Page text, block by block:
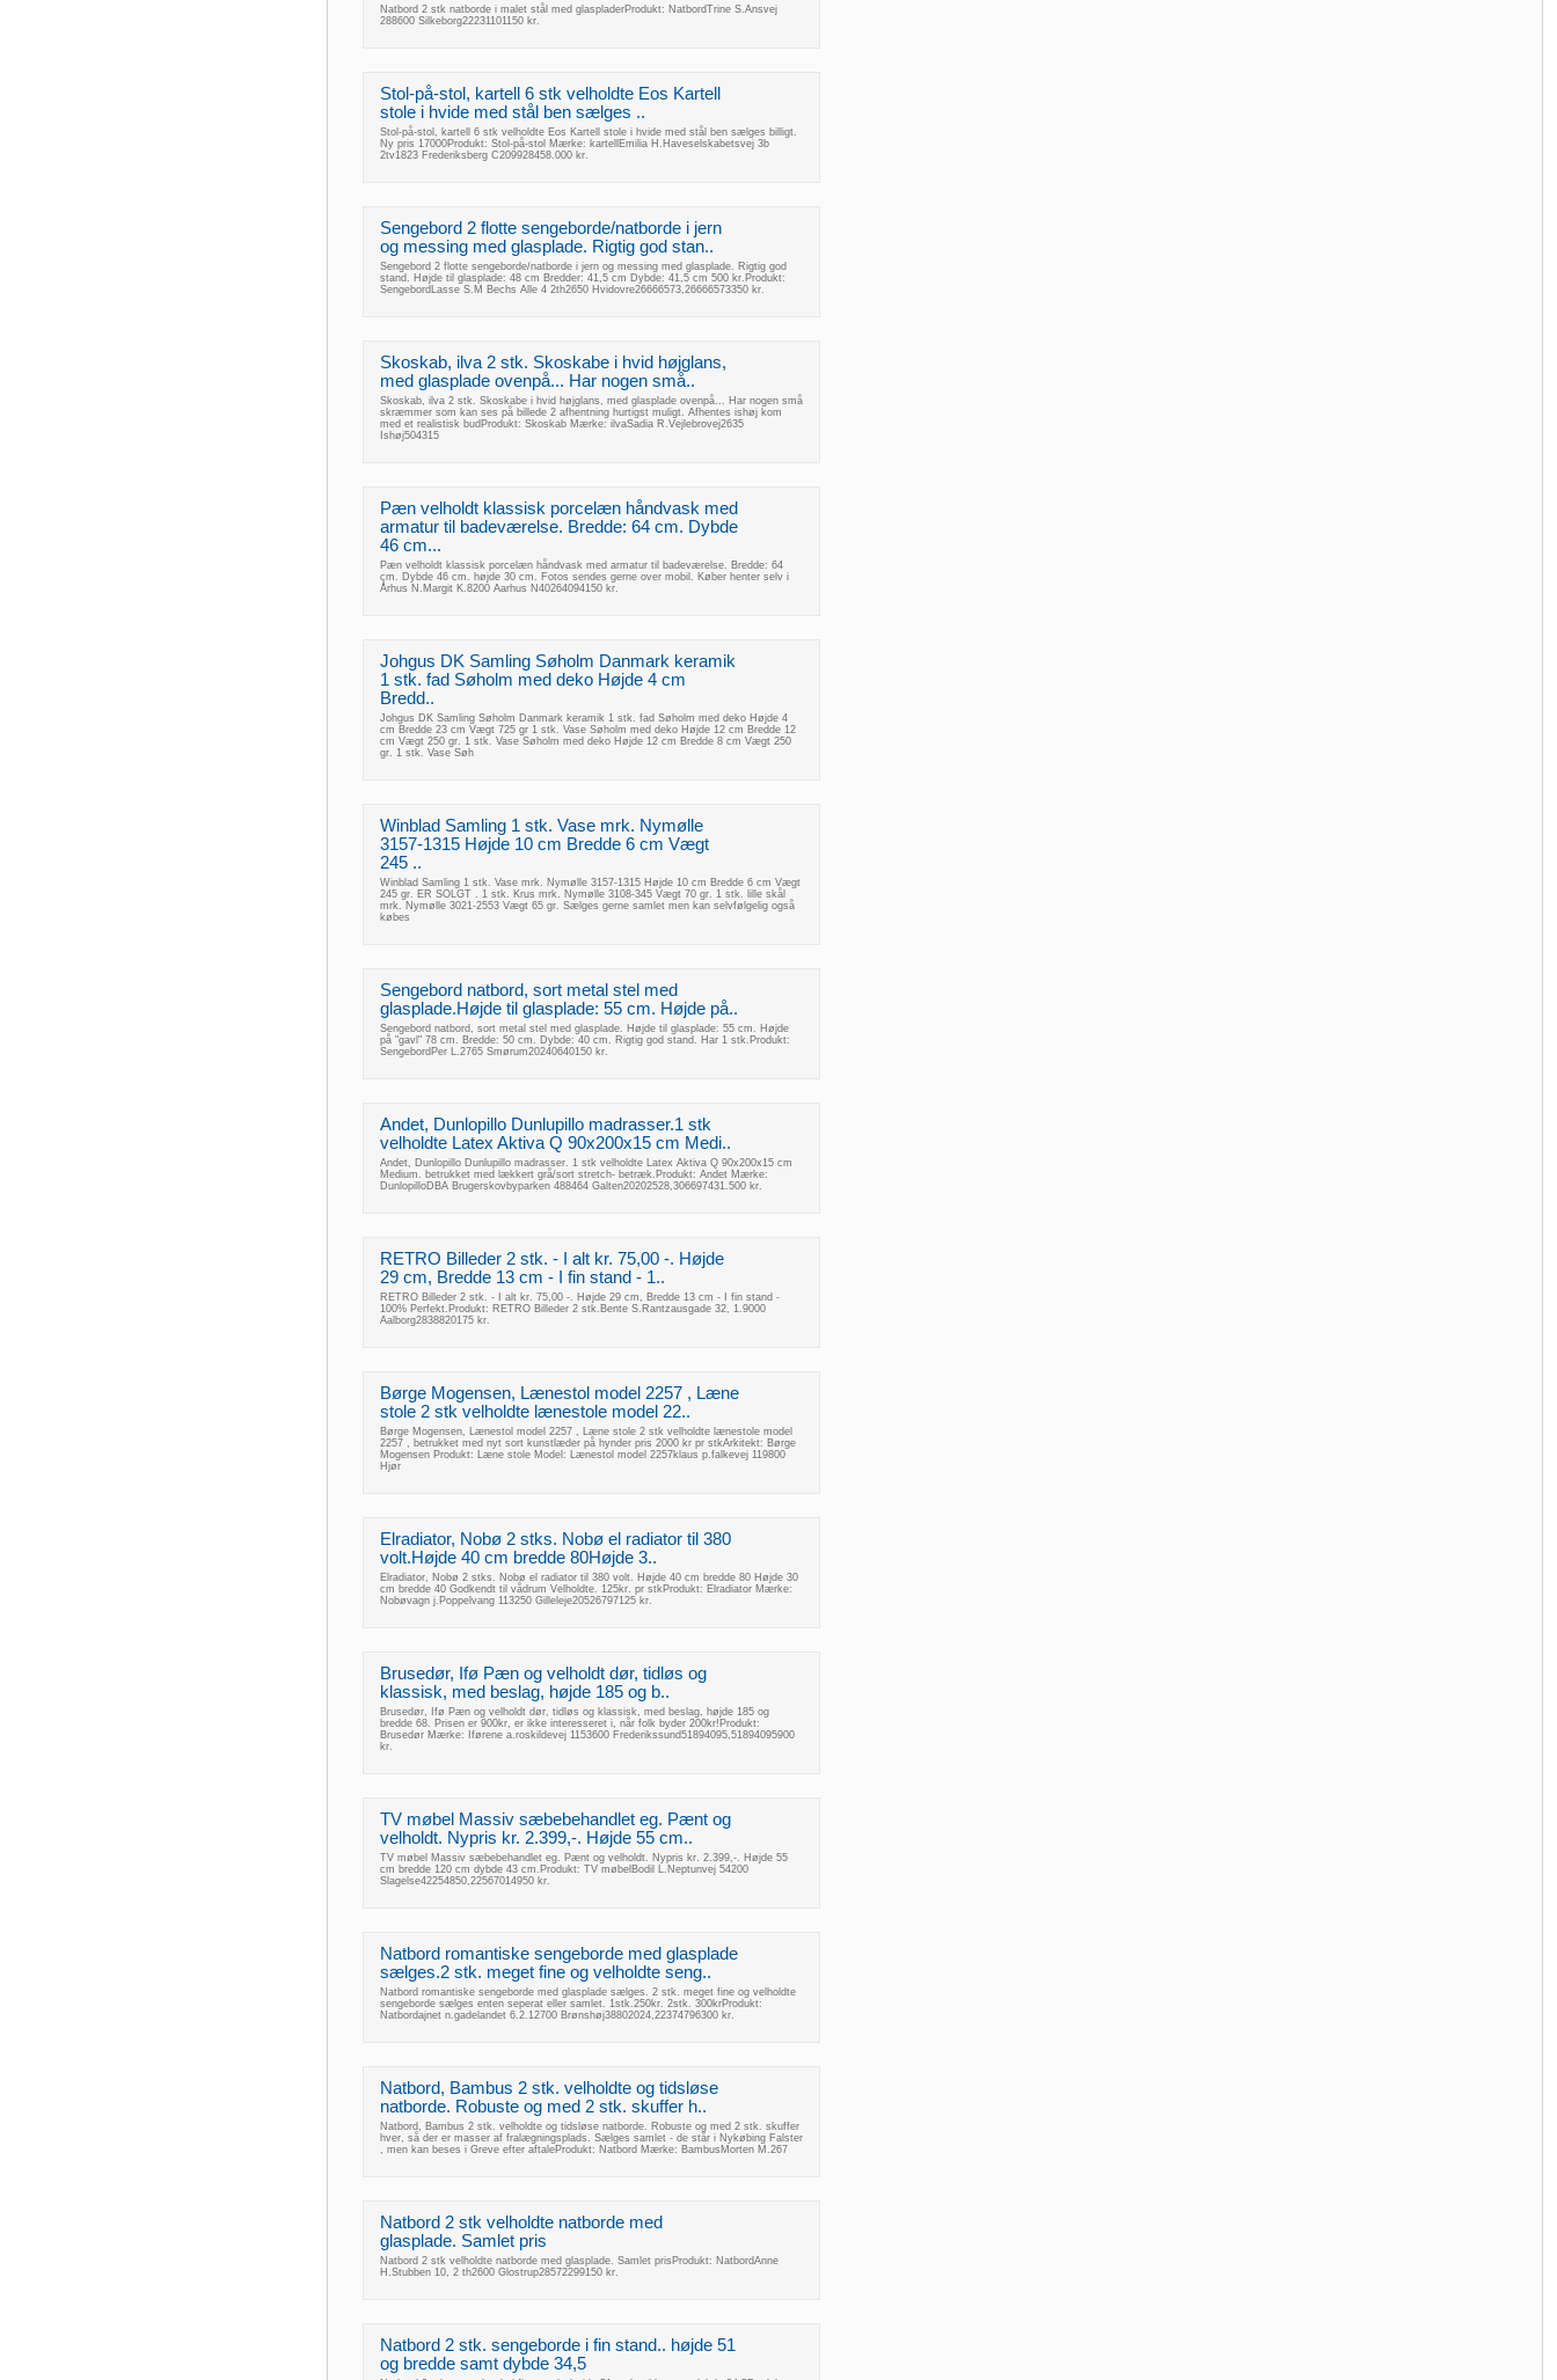
Natbord 2 stk natborde i malet stål med glaspladerProdukt: NatbordTrine S.Ansvej
288600 Silkeborg22231101150 kr.
Stol-på-stol, kartell 6 stk velholdte Eos Kartell
stole i hvide med stål ben sælges ..
Stol-på-stol, kartell 6 stk velholdte Eos Kartell stole i hvide med stål ben sælges billigt.
Ny pris 17000Produkt: Stol-på-stol Mærke: kartellEmilia H.Haveselskabetsvej 3b
2tv1823 Frederiksberg C209928458.000 kr.
Sengebord 2 flotte sengeborde/natborde i jern
og messing med glasplade. Rigtig god stan..
Sengebord 2 flotte sengeborde/natborde i jern og messing med glasplade. Rigtig god
stand. Højde til glasplade: 48 cm Bredder: 41,5 cm Dybde: 41,5 cm 500 kr.Produkt:
SengebordLasse S.M Bechs Alle 4 2th2650 Hvidovre26666573,26666573350 kr.
Skoskab, ilva 2 stk. Skoskabe i hvid højglans,
med glasplade ovenpå... Har nogen små..
Skoskab, ilva 2 stk. Skoskabe i hvid højglans, med glasplade ovenpå... Har nogen små
skræmmer som kan ses på billede 2 afhentning hurtigst muligt. Afhentes ishøj kom
med et realistisk budProdukt: Skoskab Mærke: ilvaSadia R.Vejlebrovej2635
Ishøj504315
Pæn velholdt klassisk porcelæn håndvask med
armatur til badeværelse. Bredde: 64 cm. Dybde
46 cm...
Pæn velholdt klassisk porcelæn håndvask med armatur til badeværelse. Bredde: 64
cm. Dybde 46 cm. højde 30 cm. Fotos sendes gerne over mobil. Køber henter selv i
Århus N.Margit K.8200 Aarhus N40264094150 kr.
Johgus DK Samling Søholm Danmark keramik
1 stk. fad Søholm med deko Højde 4 cm
Bredd..
Johgus DK Samling Søholm Danmark keramik 1 stk. fad Søholm med deko Højde 4
cm Bredde 23 cm Vægt 725 gr 1 stk. Vase Søholm med deko Højde 12 cm Bredde 12
cm Vægt 250 gr. 1 stk. Vase Søholm med deko Højde 12 cm Bredde 8 cm Vægt 250
gr. 1 stk. Vase Søh
Winblad Samling 1 stk. Vase mrk. Nymølle
3157-1315 Højde 10 cm Bredde 6 cm Vægt
245 ..
Winblad Samling 1 stk. Vase mrk. Nymølle 3157-1315 Højde 10 cm Bredde 6 cm Vægt
245 gr. ER SOLGT . 1 stk. Krus mrk. Nymølle 3108-345 Vægt 70 gr. 1 stk. lille skål
mrk. Nymølle 3021-2553 Vægt 65 gr. Sælges gerne samlet men kan selvfølgelig også
købes
Sengebord natbord, sort metal stel med
glasplade.Højde til glasplade: 55 cm. Højde på..
Sengebord natbord, sort metal stel med glasplade. Højde til glasplade: 55 cm. Højde
på "gavl" 78 cm. Bredde: 50 cm. Dybde: 40 cm. Rigtig god stand. Har 1 stk.Produkt:
SengebordPer L.2765 Smørum20240640150 kr.
Andet, Dunlopillo Dunlupillo madrasser.1 stk
velholdte Latex Aktiva Q 90x200x15 cm Medi..
Andet, Dunlopillo Dunlupillo madrasser. 1 stk velholdte Latex Aktiva Q 90x200x15 cm
Medium. betrukket med lækkert grå/sort stretch- betræk.Produkt: Andet Mærke:
DunlopilloDBA Brugerskovbyparken 488464 Galten20202528,306697431.500 kr.
RETRO Billeder 2 stk. - I alt kr. 75,00 -. Højde
29 cm, Bredde 13 cm - I fin stand - 1..
RETRO Billeder 2 stk. - I alt kr. 75,00 -. Højde 29 cm, Bredde 13 cm - I fin stand -
100% Perfekt.Produkt: RETRO Billeder 2 stk.Bente S.Rantzausgade 32, 1.9000
Aalborg2838820175 kr.
Børge Mogensen, Lænestol model 2257 , Læne
stole 2 stk velholdte lænestole model 22..
Børge Mogensen, Lænestol model 2257 , Læne stole 2 stk velholdte lænestole model
2257 , betrukket med nyt sort kunstlæder på hynder pris 2000 kr pr stkArkitekt: Børge
Mogensen Produkt: Læne stole Model: Lænestol model 2257klaus p.falkevej 119800
Hjør
Elradiator, Nobø 2 stks. Nobø el radiator til 380
volt.Højde 40 cm bredde 80Højde 3..
Elradiator, Nobø 2 stks. Nobø el radiator til 380 volt. Højde 40 cm bredde 80 Højde 30
cm bredde 40 Godkendt til vådrum Velholdte. 125kr. pr stkProdukt: Elradiator Mærke:
Nobøvagn j.Poppelvang 113250 Gilleleje20526797125 kr.
Brusedør, Ifø Pæn og velholdt dør, tidløs og
klassisk, med beslag, højde 185 og b..
Brusedør, Ifø Pæn og velholdt dør, tidløs og klassisk, med beslag, højde 185 og
bredde 68. Prisen er 900kr, er ikke interesseret i, når folk byder 200kr!Produkt:
Brusedør Mærke: Iførene a.roskildevej 1153600 Frederikssund51894095,51894095900
kr.
TV møbel Massiv sæbebehandlet eg. Pænt og
velholdt. Nypris kr. 2.399,-. Højde 55 cm..
TV møbel Massiv sæbebehandlet eg. Pænt og velholdt. Nypris kr. 2.399,-. Højde 55
cm bredde 120 cm dybde 43 cm.Produkt: TV møbelBodil L.Neptunvej 54200
Slagelse42254850,22567014950 kr.
Natbord romantiske sengeborde med glasplade
sælges.2 stk. meget fine og velholdte seng..
Natbord romantiske sengeborde med glasplade sælges. 2 stk. meget fine og velholdte
sengeborde sælges enten seperat eller samlet. 1stk.250kr. 2stk. 300krProdukt:
Natbordajnet n.gadelandet 6.2.12700 Brønshøj38802024,22374796300 kr.
Natbord, Bambus 2 stk. velholdte og tidsløse
natborde. Robuste og med 2 stk. skuffer h..
Natbord, Bambus 2 stk. velholdte og tidsløse natborde. Robuste og med 2 stk. skuffer
hver, så der er masser af fralægningsplads. Sælges samlet - de står i Nykøbing Falster
, men kan beses i Greve efter aftaleProdukt: Natbord Mærke: BambusMorten M.267
Natbord 2 stk velholdte natborde med
glasplade. Samlet pris
Natbord 2 stk velholdte natborde med glasplade. Samlet prisProdukt: NatbordAnne
H.Stubben 10, 2 th2600 Glostrup28572299150 kr.
Natbord 2 stk. sengeborde i fin stand.. højde 51
og bredde samt dybde 34,5